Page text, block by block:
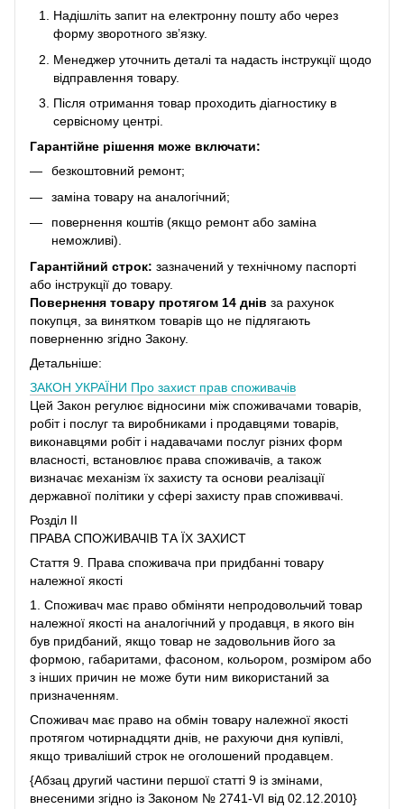
Надішліть запит на електронну пошту або через
форму зворотного зв’язку.
Менеджер уточнить деталі та надасть інструкції щодо
відправлення товару.
Після отримання товар проходить діагностику в
сервісному центрі.
Гарантійне рішення може включати:
безкоштовний ремонт;
заміна товару на аналогічний;
повернення коштів (якщо ремонт або заміна
неможливі).
Гарантійний строк: зазначений у технічному паспорті
або інструкції до товару.
Повернення товару протягом 14 днів за рахунок
покупця, за винятком товарів що не підлягають
поверненню згідно Закону.
Детальніше:
ЗАКОН УКРАЇНИ Про захист прав споживачів
Цей Закон регулює відносини між споживачами товарів,
робіт і послуг та виробниками і продавцями товарів,
виконавцями робіт і надавачами послуг різних форм
власності, встановлює права споживачів, а також
визначає механізм їх захисту та основи реалізації
державної політики у сфері захисту прав споживвачі.
Розділ II
ПРАВА СПОЖИВАЧІВ ТА ЇХ ЗАХИСТ
Стаття 9. Права споживача при придбанні товару
належної якості
1. Споживач має право обміняти непродовольчий товар
належної якості на аналогічний у продавця, в якого він
був придбаний, якщо товар не задовольнив його за
формою, габаритами, фасоном, кольором, розміром або
з інших причин не може бути ним використаний за
призначенням.
Споживач має право на обмін товару належної якості
протягом чотирнадцяти днів, не рахуючи дня купівлі,
якщо триваліший строк не оголошений продавцем.
{Абзац другий частини першої статті 9 із змінами,
внесеними згідно із Законом № 2741-VI від 02.12.2010}